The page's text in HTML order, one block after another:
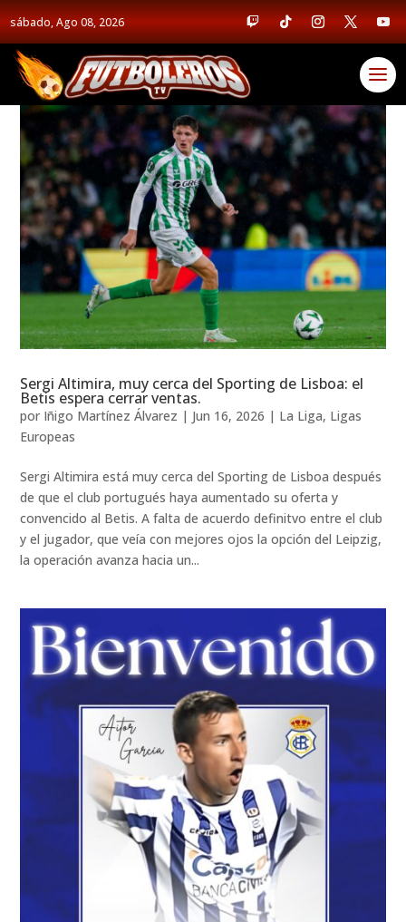
sábado, Ago 08, 2026
Sergi Altimira, muy cerca del Sporting de Lisboa: el
Betis espera cerrar ventas.
por Iñigo Martínez Álvarez | Jun 16, 2026 | La Liga, Ligas
Europeas
Sergi Altimira está muy cerca del Sporting de Lisboa después
de que el club portugués haya aumentado su oferta y
convencido al Betis. A falta de acuerdo definitvo entre el club
y el jugador, que veía con mejores ojos la opción del Leipzig,
la operación avanza hacia un...